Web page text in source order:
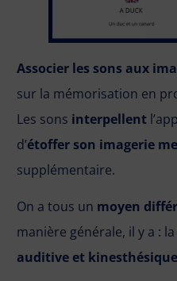
Associer les sons aux
sur la mémorisation en
Les sons interpellent
d’étoffer son imagerie
supplémentaire.
On a tous un moyen
manière générale, il y a : la
auditive et kinesthésique